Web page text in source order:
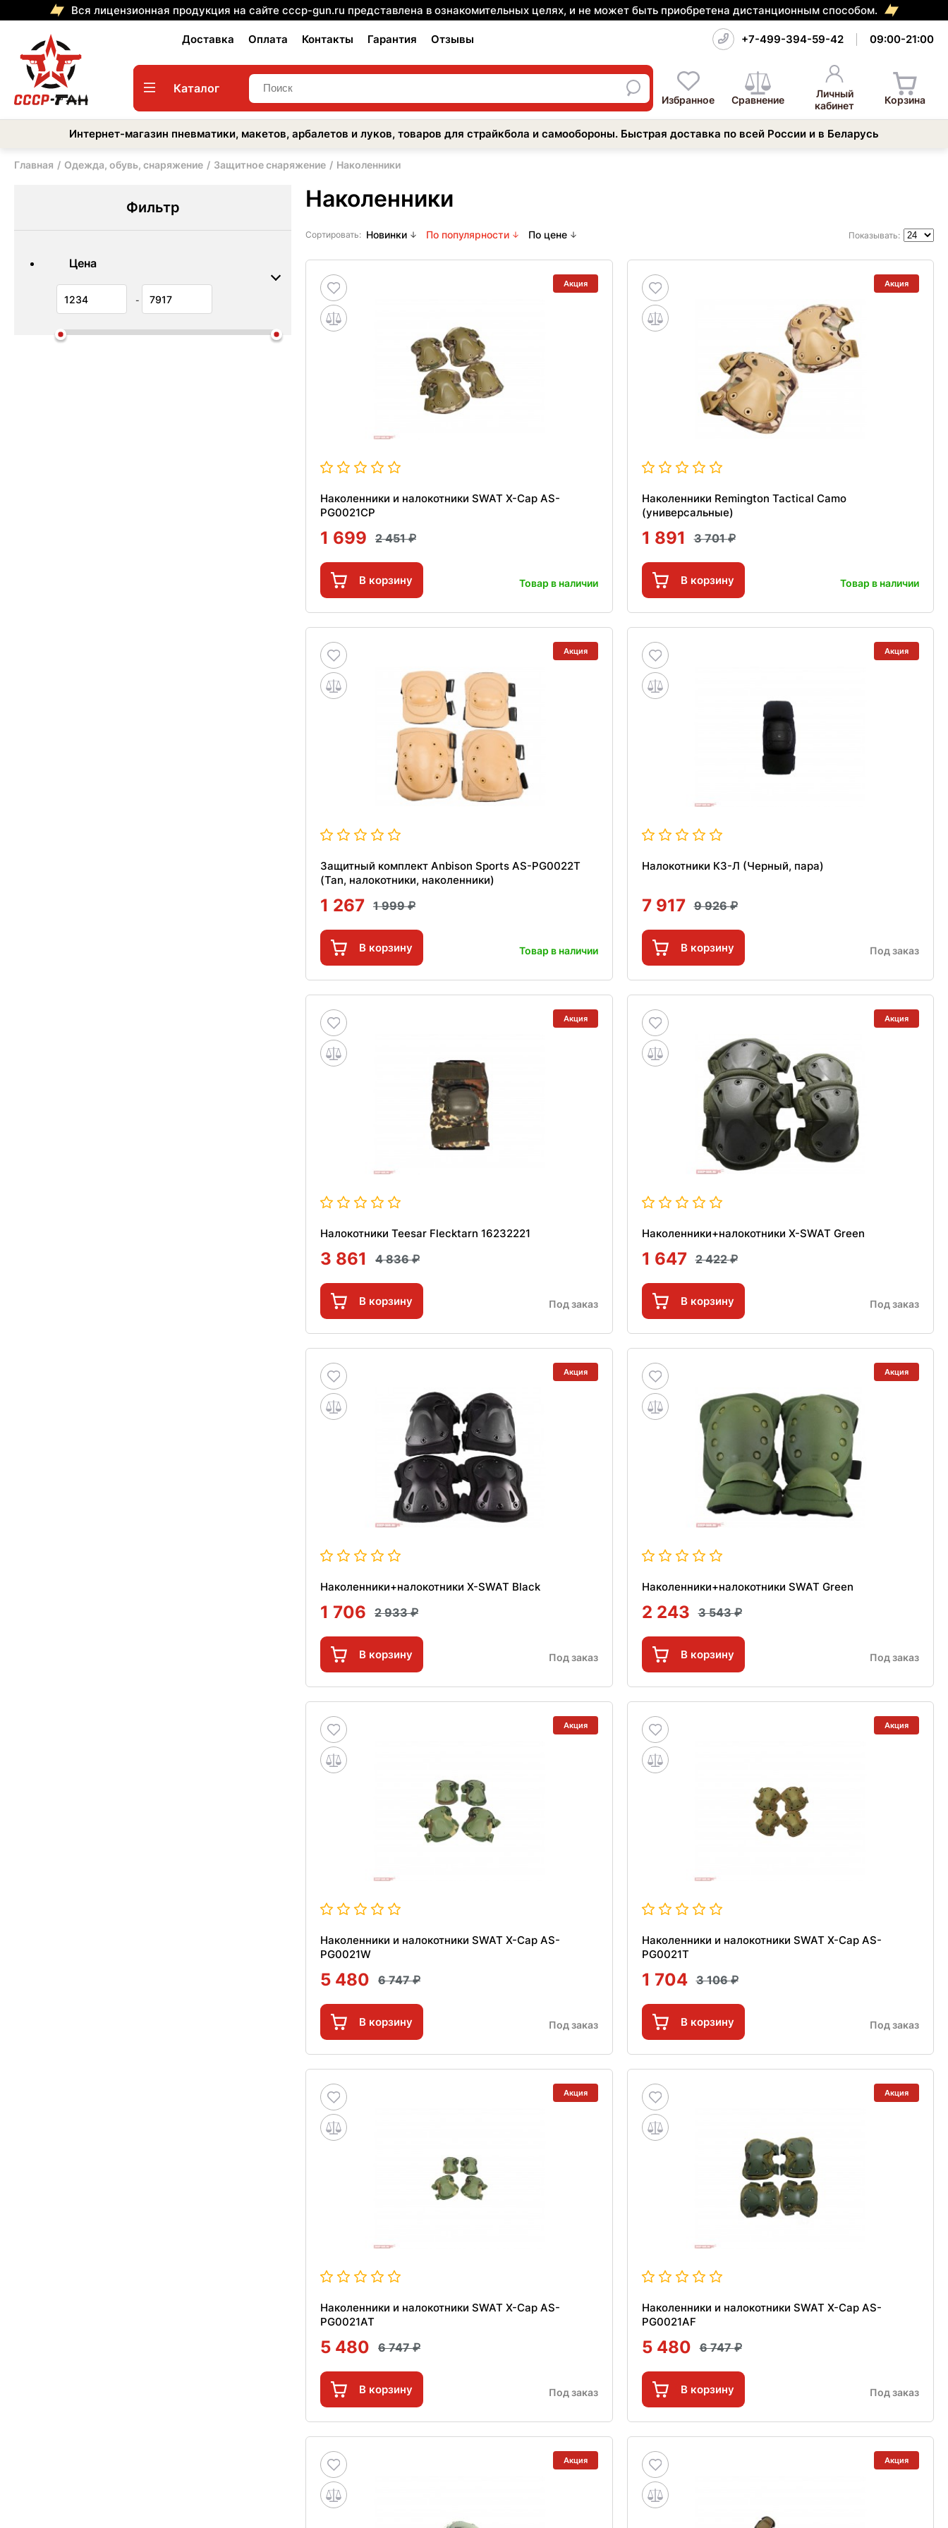
Вся лицензионная продукция на сайте cccp-gun.ru представлена в ознакомительных целях, и не может быть приобретена дистанционным способом.
Доставка Оплата Контакты Гарантия Отзывы +7-499-394-59-42 09:00-21:00
Каталог
Избранное Сравнение
Личный
кабинет
Корзина
Интернет-магазин пневматики, макетов, арбалетов и луков, товаров для страйкбола и самообороны. Быстрая доставка по всей России и в Беларусь
Главная Одежда, обувь, снаряжение Защитное снаряжение Наколенники
Фильтр
Цена
-
Наколенники
Сортировать: Новинки По популярности По цене Показывать:
Акция
Наколенники и налокотники SWAT X-Cap AS-
PG0021CP
1 699 2 451
В корзину Товар в наличии
Акция
Наколенники Remington Tactical Camo
(универсальные)
1 891 3 701
В корзину Товар в наличии
Акция
Защитный комплект Anbison Sports AS-PG0022T
(Tan, налокотники, наколенники)
1 267 1 999
В корзину Товар в наличии
Акция
Налокотники КЗ-Л (Черный, пара)
7 917 9 926
В корзину Под заказ
Акция
Налокотники Teesar Flecktarn 16232221
3 861 4 836
В корзину Под заказ
Акция
Наколенники+налокотники X-SWAT Green
1 647 2 422
В корзину Под заказ
Акция
Наколенники+налокотники X-SWAT Black
1 706 2 933
В корзину Под заказ
Акция
Наколенники+налокотники SWAT Green
2 243 3 543
В корзину Под заказ
Акция
Наколенники и налокотники SWAT X-Cap AS-
PG0021W
5 480 6 747
В корзину Под заказ
Акция
Наколенники и налокотники SWAT X-Cap AS-
PG0021T
1 704 3 106
В корзину Под заказ
Акция
Наколенники и налокотники SWAT X-Cap AS-
PG0021AT
5 480 6 747
В корзину Под заказ
Акция
Наколенники и налокотники SWAT X-Cap AS-
PG0021AF
5 480 6 747
В корзину Под заказ
Акция Акция